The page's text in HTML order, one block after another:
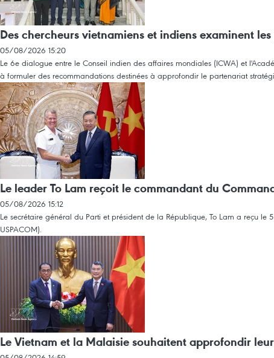
Des chercheurs vietnamiens et indiens examinent
05/08/2026 15:20
Le 6e dialogue entre le Conseil indien des affaires mondiales (ICWA) et
à formuler des recommandations destinées à approfondir le partenariat
Le leader To Lam reçoit le commandant du
05/08/2026 15:12
Le secrétaire général du Parti et président de la République, To Lam a reçu
USPACOM).
Le Vietnam et la Malaisie souhaitent approfondir